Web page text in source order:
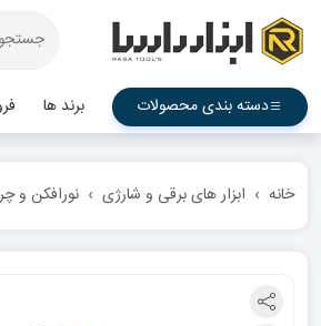
دسته بندی محصولات برند ها
خانه ابزار های برقی و شارژی نورافکن و